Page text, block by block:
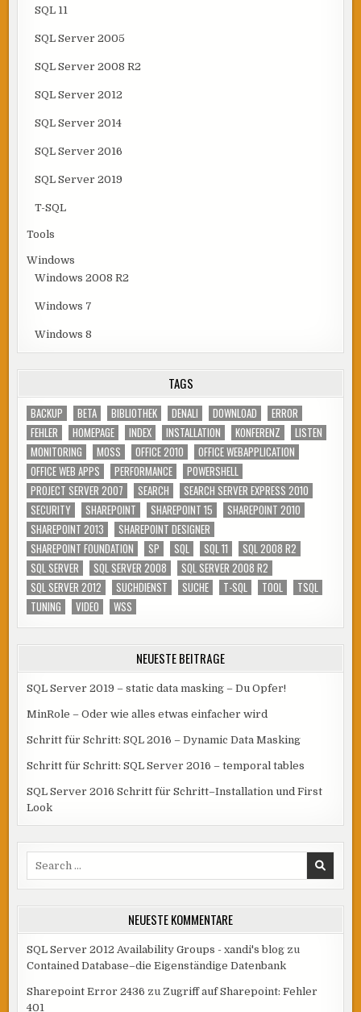
SQL 11
SQL Server 2005
SQL Server 2008 R2
SQL Server 2012
SQL Server 2014
SQL Server 2016
SQL Server 2019
T-SQL
Tools
Windows
Windows 2008 R2
Windows 7
Windows 8
TAGS
BACKUP BETA BIBLIOTHEK DENALI DOWNLOAD
ERROR
FEHLER
HOMEPAGE INDEX INSTALLATION KONFERENZ
LISTEN
MONITORING
MOSS OFFICE 2010
OFFICE WEBAPPLICATION
OFFICE WEB APPS
PERFORMANCE
POWERSHELL
PROJECT SERVER 2007
SEARCH
SEARCH SERVER EXPRESS 2010
SECURITY
SHAREPOINT SHAREPOINT 15
SHAREPOINT 2010
SHAREPOINT 2013
SHAREPOINT DESIGNER
SHAREPOINT FOUNDATION
SP SQL SQL 11
SQL 2008 R2
SQL SERVER
SQL SERVER 2008
SQL SERVER 2008 R2
SQL SERVER 2012
SUCHDIENST SUCHE T-SQL TOOL
TSQL
TUNING
VIDEO WSS
NEUESTE BEITRÄGE
SQL Server 2019 – static data masking – Du Opfer!
MinRole – Oder wie alles etwas einfacher wird
Schritt für Schritt: SQL 2016 – Dynamic Data Masking
Schritt für Schritt: SQL Server 2016 – temporal tables
SQL Server 2016 Schritt für Schritt–Installation und First
Look
NEUESTE KOMMENTARE
SQL Server 2012 Availability Groups - xandi's blog zu
Contained Database–die Eigenständige Datenbank
Sharepoint Error 2436 zu Zugriff auf Sharepoint: Fehler
401